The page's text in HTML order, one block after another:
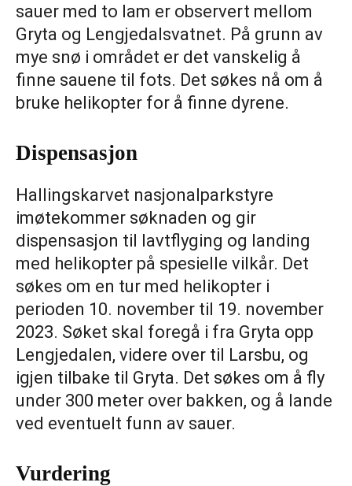
sauer med to lam er observert mellom
Gryta og Lengjedalsvatnet. På grunn av
mye snø i området er det vanskelig å
finne sauene til fots. Det søkes nå om å
bruke helikopter for å finne dyrene.
Dispensasjon
Hallingskarvet nasjonalparkstyre
imøtekommer søknaden og gir
dispensasjon til lavtflyging og landing
med helikopter på spesielle vilkår. Det
søkes om en tur med helikopter i
perioden 10. november til 19. november
2023. Søket skal foregå i fra Gryta opp
Lengjedalen, videre over til Larsbu, og
igjen tilbake til Gryta. Det søkes om å fly
under 300 meter over bakken, og å lande
ved eventuelt funn av sauer.
Vurdering